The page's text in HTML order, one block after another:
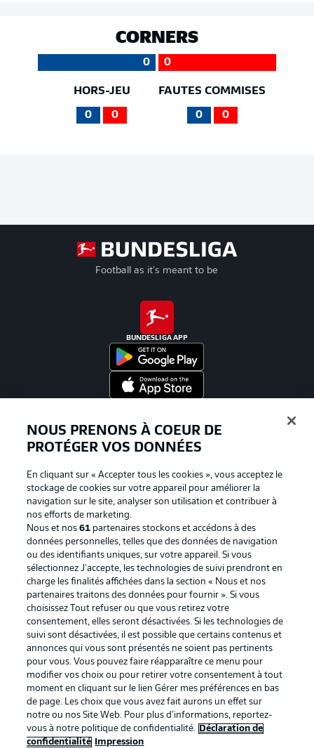
CORNERS
0 0
HORS-JEU
0 0
FAUTES COMMISES
0 0
Football as it's meant to be
BUNDESLIGA APP
La publicité Conditions d’utilisation des
Mentions Légales Gérer mes préférences
Déclaration de
confidentialité
Diffuseurs
Travaux Contact
Impression Joueurs
NOUS PRENONS À COEUR DE
PROTÉGER VOS DONNÉES
En cliquant sur « Accepter tous les cookies », vous acceptez le
stockage de cookies sur votre appareil pour améliorer la
navigation sur le site, analyser son utilisation et contribuer à
nos efforts de marketing.
Nous et nos61 partenaires stockons et accédons à des
données personnelles, telles que des données de navigation
ou des identifiants uniques, sur votre appareil. Si vous
sélectionnez J'accepte, les technologies de suivi prendront en
charge les finalités affichées dans la section « Nous et nos
partenaires traitons des données pour fournir ». Si vous
choisissez Tout refuser ou que vous retirez votre
consentement, elles seront désactivées. Si les technologies de
suivi sont désactivées, il est possible que certains contenus et
annonces qui vous sont présentés ne soient pas pertinents
pour vous. Vous pouvez faire réapparaître ce menu pour
modifier vos choix ou pour retirer votre consentement à tout
moment en cliquant sur le lien Gérer mes préférences en bas
de page. Les choix que vous avez fait aurons un effet sur
notre ou nos Site Web. Pour plus d’informations, reportez-
vous à notre politique de confidentialité.
Déclaration de
confidentialité
Impression